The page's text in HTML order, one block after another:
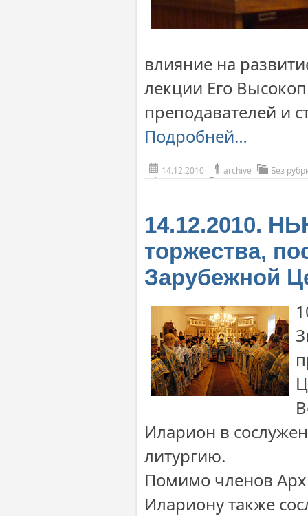
влияние на
лекции Его
преподавателей и
Подробней…
14.12.2010 archive Без
14.12.2010.
торжества,
Зарубежной
Иларион в
литургию.
Помимо членов
Илариону также